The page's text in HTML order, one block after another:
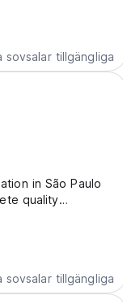
sovsalar tillgängliga
in São Paulo
quality
sovsalar tillgängliga